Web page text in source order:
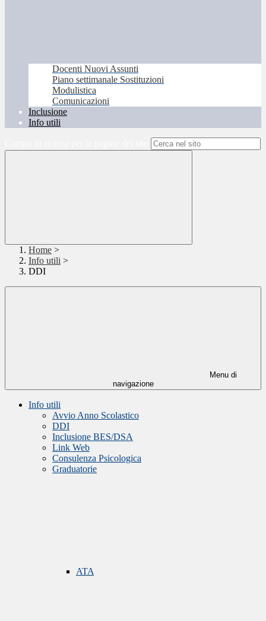
Docenti Nuovi Assunti
Piano settimanale Sostituzioni
Modulistica
Comunicazioni
Inclusione
Info utili
Home >
Info utili >
DDI
Menu di
navigazione
Info utili
Avvio Anno Scolastico
DDI
Inclusione BES/DSA
Link Web
Consulenza Psicologica
Graduatorie
ATA